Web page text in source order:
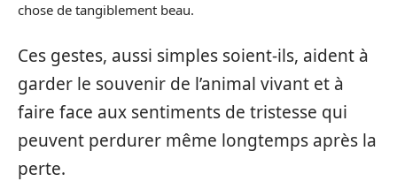
chose de tangiblement beau.
Ces gestes, aussi simples soient-ils, aident à
garder le souvenir de l’animal vivant et à
faire face aux sentiments de tristesse qui
peuvent perdurer même longtemps après la
perte.